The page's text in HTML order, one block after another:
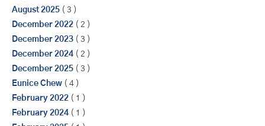
August 2025 ( 3 )
December 2022 ( 2 )
December 2023 ( 3 )
December 2024 ( 2 )
December 2025 ( 3 )
Eunice Chew ( 4 )
February 2022 ( 1 )
February 2024 ( 1 )